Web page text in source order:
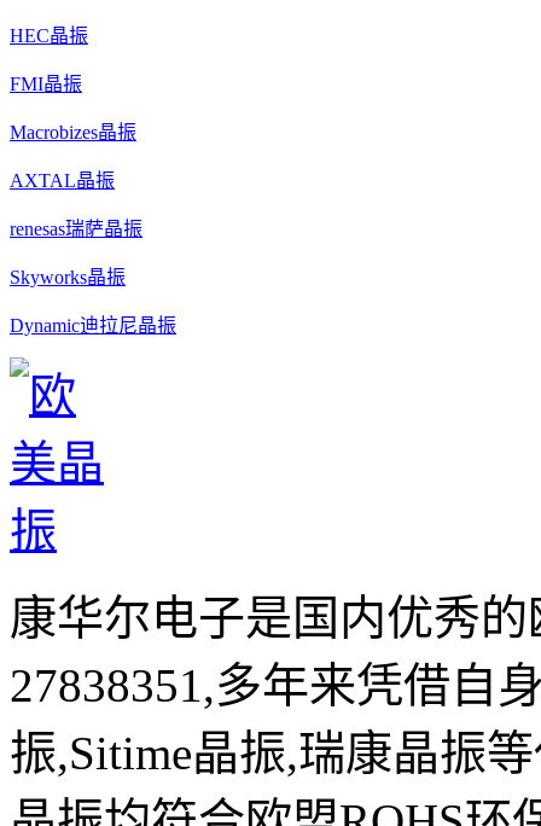
HEC晶振
FMI晶振
Macrobizes晶振
AXTAL晶振
renesas瑞萨晶振
Skyworks晶振
Dynamic迪拉尼晶振
康华尔电子是国内优秀
27838351,多年来凭借自
振,Sitime晶振,瑞康晶振